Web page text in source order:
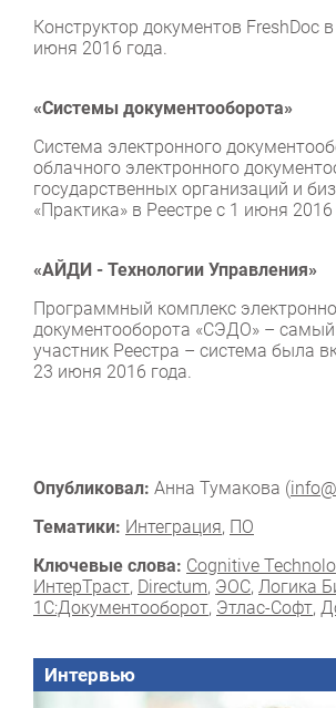
Конструктор документов FreshDoc в
июня 2016 года.
«Системы документооборота»
Система электронного
облачного электронного
государственных организаций и
«Практика» в Реестре с 1 июня 2016
«АЙДИ - Технологии Управления»
Программный комплекс
документооборота «СЭДО» –
участник Реестра – система была
23 июня 2016 года.
Опубликовал: Анна Тумакова (
Тематики: Интеграция, ПО
Ключевые слова: Cognitive
ИнтерТраст, Directum, ЭОС, Логика
1С:Документооборот, Этлас-Софт,
Интервью